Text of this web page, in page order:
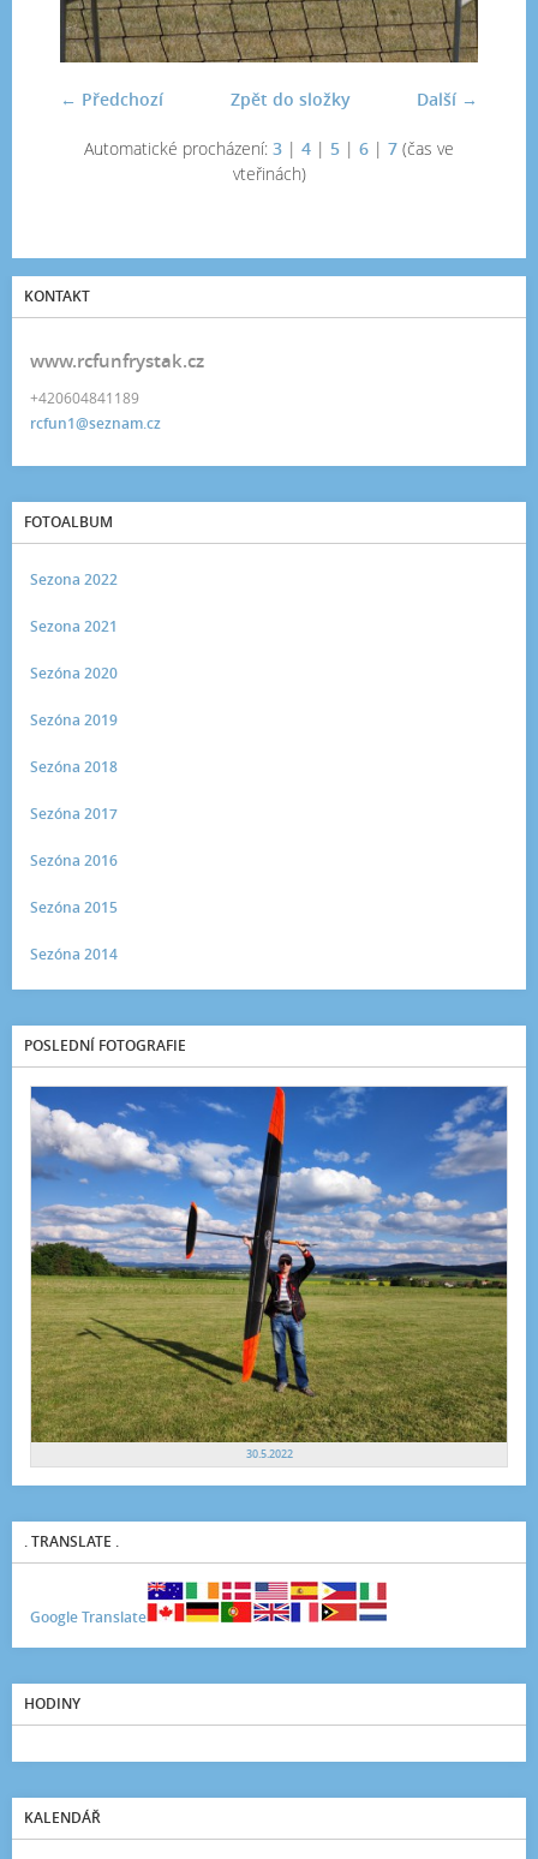
← Předchozí Další →
Zpět do složky
Automatické procházení: 3 | 4 | 5 | 6 | 7 (čas ve
vteřinách)
KONTAKT
www.rcfunfrystak.cz
+420604841189
rcfun1@seznam.cz
FOTOALBUM
Sezona 2022
Sezona 2021
Sezóna 2020
Sezóna 2019
Sezóna 2018
Sezóna 2017
Sezóna 2016
Sezóna 2015
Sezóna 2014
POSLEDNÍ FOTOGRAFIE
30.5.2022
. TRANSLATE .
Google Translate
HODINY
KALENDÁŘ